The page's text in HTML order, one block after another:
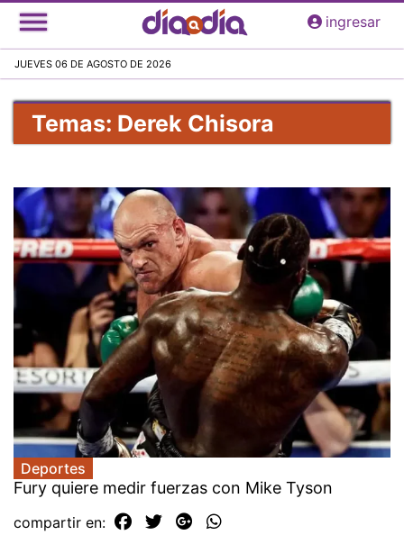
Pasar
al
principal
ingresar
JUEVES 06 DE AGOSTO DE 2026
Temas: Derek Chisora
Deportes
Fury quiere medir fuerzas con Mike Tyson
compartir en: